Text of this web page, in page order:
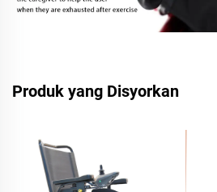
Produk yang Disyorkan